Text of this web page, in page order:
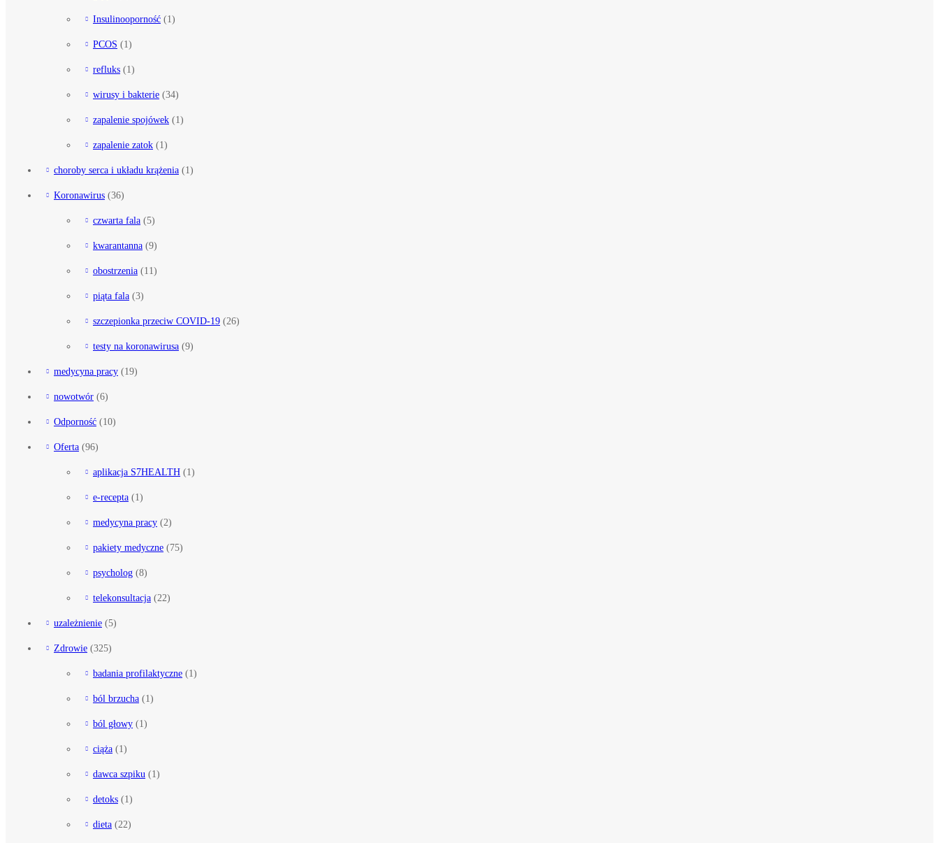
Insulinooporność (1)
PCOS (1)
refluks (1)
wirusy i bakterie (34)
zapalenie spojówek (1)
zapalenie zatok (1)
choroby serca i układu krążenia (1)
Koronawirus (36)
czwarta fala (5)
kwarantanna (9)
obostrzenia (11)
piąta fala (3)
szczepionka przeciw COVID-19 (26)
testy na koronawirusa (9)
medycyna pracy (19)
nowotwór (6)
Odporność (10)
Oferta (96)
aplikacja S7HEALTH (1)
e-recepta (1)
medycyna pracy (2)
pakiety medyczne (75)
psycholog (8)
telekonsultacja (22)
uzależnienie (5)
Zdrowie (325)
badania profilaktyczne (1)
ból brzucha (1)
ból głowy (1)
ciąża (1)
dawca szpiku (1)
detoks (1)
dieta (22)